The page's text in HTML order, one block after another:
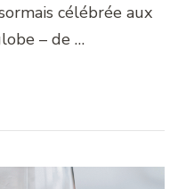
célébrée aux
– de …